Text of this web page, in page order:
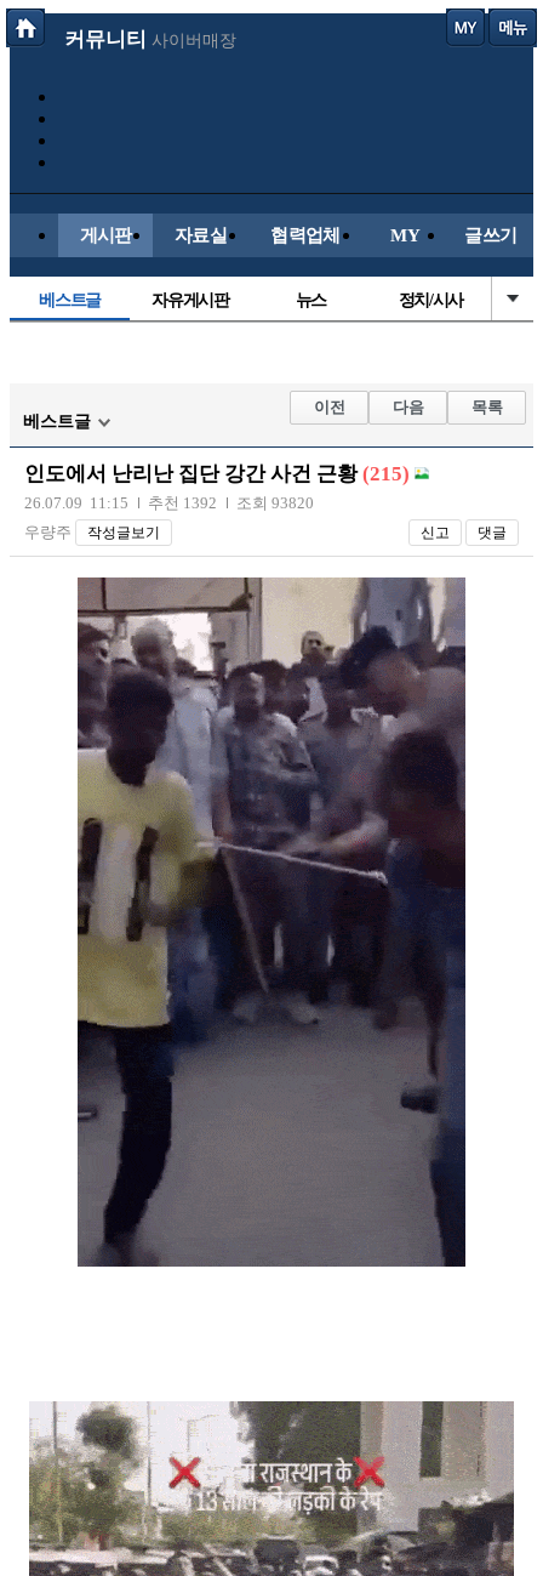
커뮤니티 사이버매장
게시판 자료실 협력업체 MY 글쓰기
베스트글 자유게시판 뉴스 정치/시사
해외축구
국내축구
베스트글
이전 다음 목록
인도에서 난리난 집단 강간 사건 근황 (215)
26.07.09 11:15 추천 1392
조회 93820
우량주
작성글보기 신고 댓글